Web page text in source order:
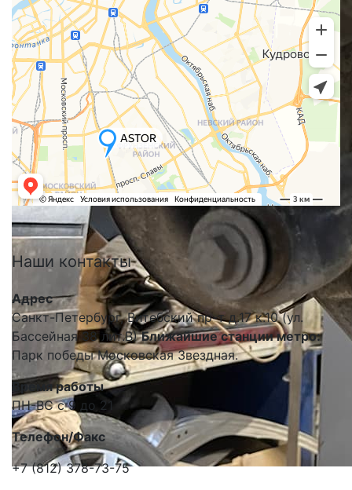
Наши контакты
Адрес
Санкт-Петербург, Витебский пр-т д.17 к.10 (ул.
Бассейная 38 лит.В)Ближайшие станции метро:
Парк победы Московская Звездная.
Время работы
ПН-ВС с 9 до 21
Телефон/Факс
+7 (812) 378-73-75